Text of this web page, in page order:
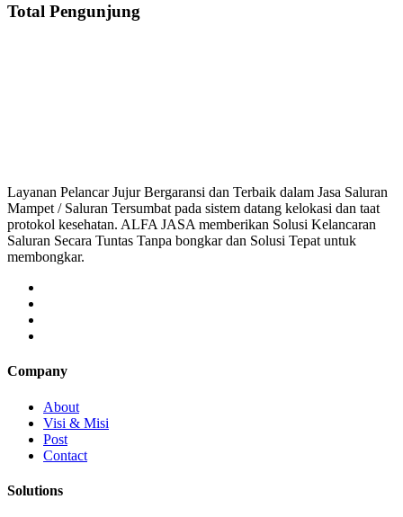
Total Pengunjung
Layanan Pelancar Jujur Bergaransi dan Terbaik dalam Jasa Saluran
Mampet / Saluran Tersumbat pada sistem datang kelokasi dan taat
protokol kesehatan. ALFA JASA memberikan Solusi Kelancaran
Saluran Secara Tuntas Tanpa bongkar dan Solusi Tepat untuk
membongkar.
Company
About
Visi & Misi
Post
Contact
Solutions